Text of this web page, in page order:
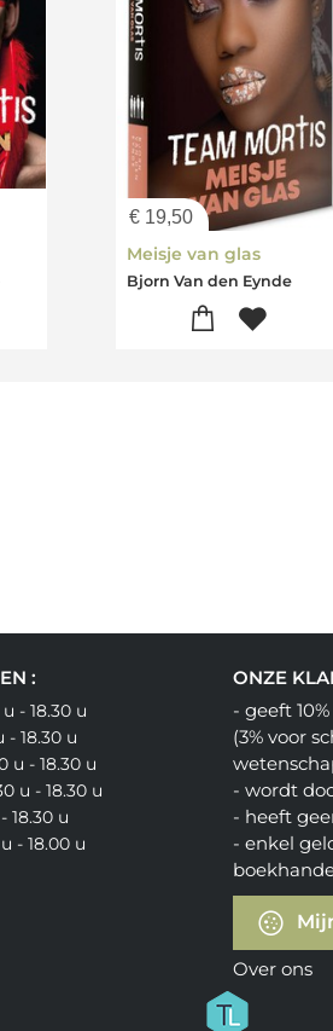
€19,50
Meisje van glas
Bjorn Van den Eynde
:
- 18.30 u
18.30 u
u - 18.30 u
u - 18.30 u
18.30 u
- 18.00 u
ONZE
- geeft
(3% voor
- wordt
- heeft
- enkel
Over ons